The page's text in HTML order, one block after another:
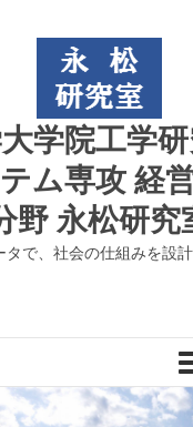
学院工学
ム専攻 経
野 永松研究
タで、社会の仕組みを設